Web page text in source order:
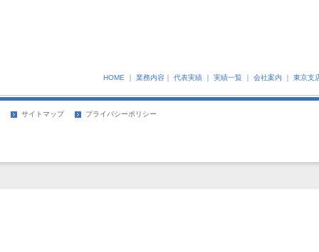
HOME ｜ 業務内容｜ 代表実績｜ 実績一覧｜ 会社案内 ｜ 東京支
サイトマップ プライバシーポリシー